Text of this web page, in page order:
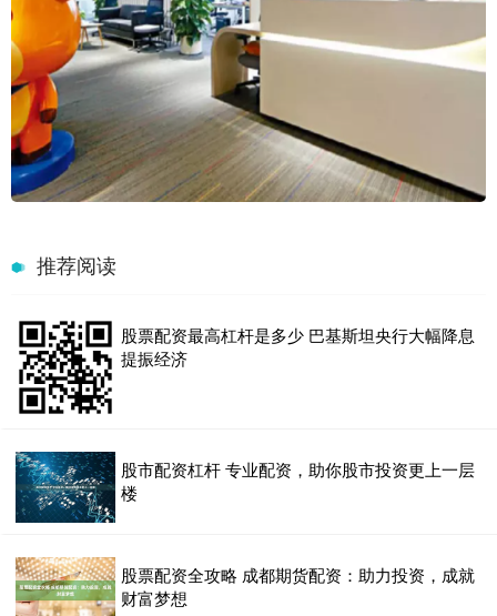
推荐阅读
股票配资最高杠杆是多少 巴基斯坦央行大幅降息
提振经济
股市配资杠杆 专业配资，助你股市投资更上一层
楼
股票配资全攻略 成都期货配资：助力投资，成就
财富梦想